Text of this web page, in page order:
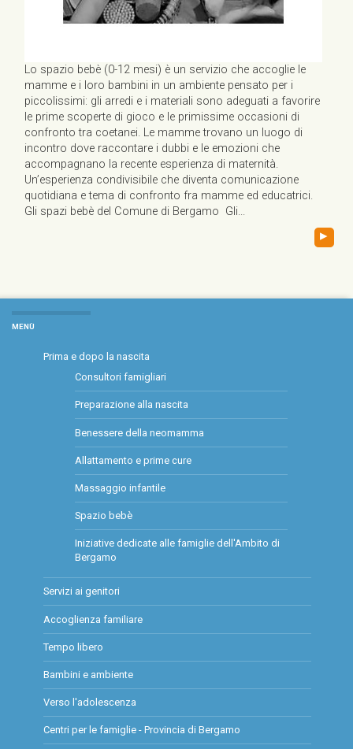
Lo spazio bebè (0-12 mesi) è un servizio che accoglie le
mamme e i loro bambini in un ambiente pensato per i
piccolissimi: gli arredi e i materiali sono adeguati a favorire
le prime scoperte di gioco e le primissime occasioni di
confronto tra coetanei. Le mamme trovano un luogo di
incontro dove raccontare i dubbi e le emozioni che
accompagnano la recente esperienza di maternità.
Un’esperienza condivisibile che diventa comunicazione
quotidiana e tema di confronto fra mamme ed educatrici.
Gli spazi bebè del Comune di Bergamo Gli...
▸
MENÙ
Prima e dopo la nascita
Consultori famigliari
Preparazione alla nascita
Benessere della neomamma
Allattamento e prime cure
Massaggio infantile
Spazio bebè
Iniziative dedicate alle famiglie dell'Ambito di
Bergamo
Servizi ai genitori
Accoglienza familiare
Tempo libero
Bambini e ambiente
Verso l'adolescenza
Centri per le famiglie - Provincia di Bergamo